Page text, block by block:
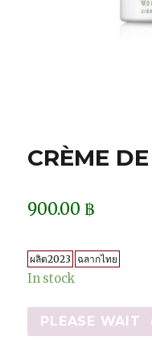
CRÈME
900.00฿
ผลิต2023 ฉลากไทย
In stock
PLEASE WAIT